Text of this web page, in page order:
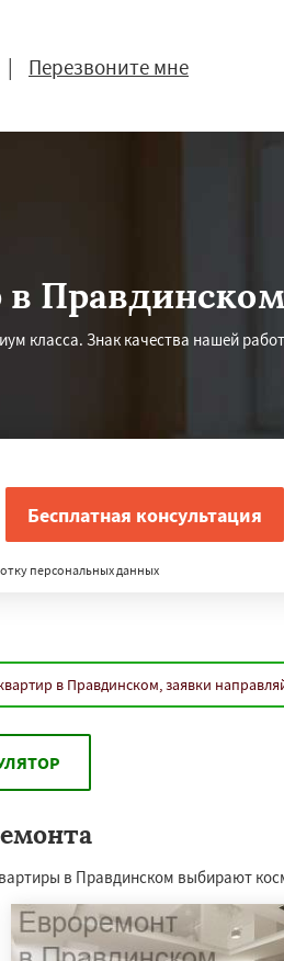
| Перезвоните мне
в Правдинском
класса. Знак качества нашей
персональных данных
в Правдинском, заявки
в Правдинском выбирают